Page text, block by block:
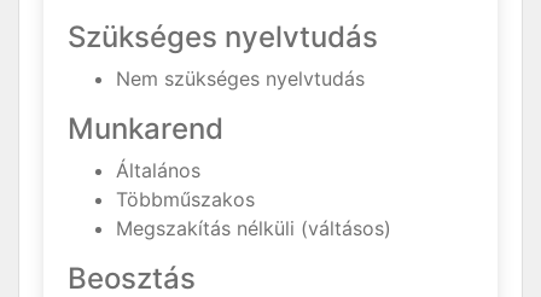
Szükséges nyelvtudás
Nem szükséges nyelvtudás
Munkarend
Általános
Többműszakos
Megszakítás nélküli (váltásos)
Beosztás